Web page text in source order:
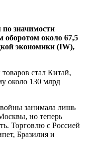
по значимости
около 67,5
экономики (IW),
стал Китай,
около 130 млрд
занимала лишь
но теперь
Торговлю с Россией
Бразилия и